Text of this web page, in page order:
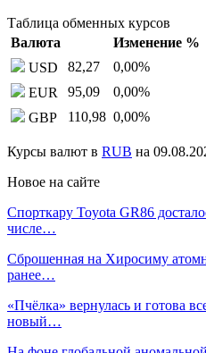
Таблица обменных курсов
Валюта
Изменение %
USD
82,27 0,00%
EUR
95,09 0,00%
GBP
110,98 0,00%
Курсы валют в RUB на
Новое на сайте
Спорткару Toyota GR86
числе…
Сброшенная на Хиросиму
ранее…
«Пчёлка» вернулась и готова
новый…